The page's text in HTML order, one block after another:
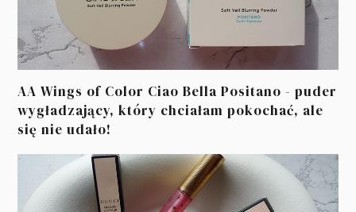
AA Wings of Color Ciao Bella Positano - puder
wygładzający, który chciałam pokochać, ale
się nie udało!